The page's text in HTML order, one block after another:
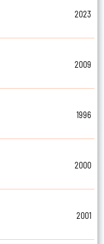
2023
2009
1996
2000
2001